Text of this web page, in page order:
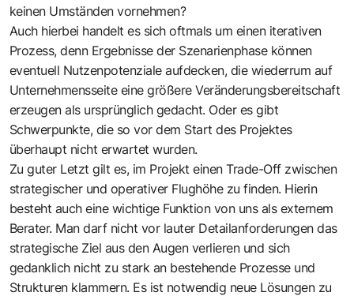
keinen Umständen vornehmen?
Auch hierbei handelt es sich oftmals um einen iterativen
Prozess, denn Ergebnisse der Szenarienphase können
eventuell Nutzenpotenziale aufdecken, die wiederrum auf
Unternehmensseite eine größere Veränderungsbereitschaft
erzeugen als ursprünglich gedacht. Oder es gibt
Schwerpunkte, die so vor dem Start des Projektes
überhaupt nicht erwartet wurden.
Zu guter Letzt gilt es, im Projekt einen Trade-Off zwischen
strategischer und operativer Flughöhe zu finden. Hierin
besteht auch eine wichtige Funktion von uns als externem
Berater. Man darf nicht vor lauter Detailanforderungen das
strategische Ziel aus den Augen verlieren und sich
gedanklich nicht zu stark an bestehende Prozesse und
Strukturen klammern. Es ist notwendig neue Lösungen zu